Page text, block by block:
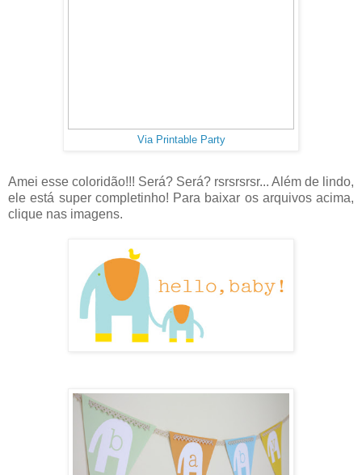
Via Printable Party
Amei esse coloridão!!! Será? Será? rsrsrsrsr... Além de lindo,
ele está super completinho! Para baixar os arquivos acima,
clique nas imagens.